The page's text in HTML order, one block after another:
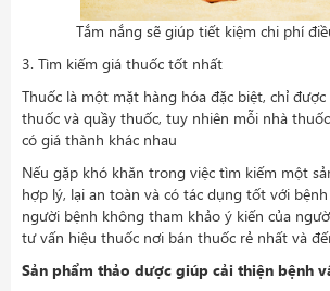
Tắm nắng sẽ giúp tiết kiệm chi phí
3. Tìm kiếm giá thuốc tốt nhất
Thuốc là một mặt hàng hóa đặc biệt, chỉ được
thuốc và quầy thuốc, tuy nhiên mỗi nhà
có giá thành khác nhau
Nếu gặp khó khăn trong việc tìm kiếm một
hợp lý, lại an toàn và có tác dụng tốt với
người bệnh không tham khảo ý kiến của
tư vấn hiệu thuốc nơi bán thuốc rẻ nhất và
Sản phẩm thảo dược giúp cải thiện bệnh